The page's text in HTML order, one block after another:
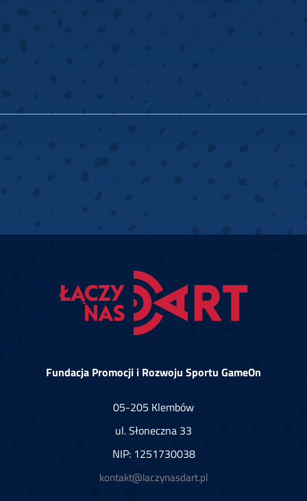
Fundacja Promocji i Rozwoju Sportu GameOn
05-205 Klembów
ul. Słoneczna 33
NIP: 1251730038
kontakt@laczynasdart.pl